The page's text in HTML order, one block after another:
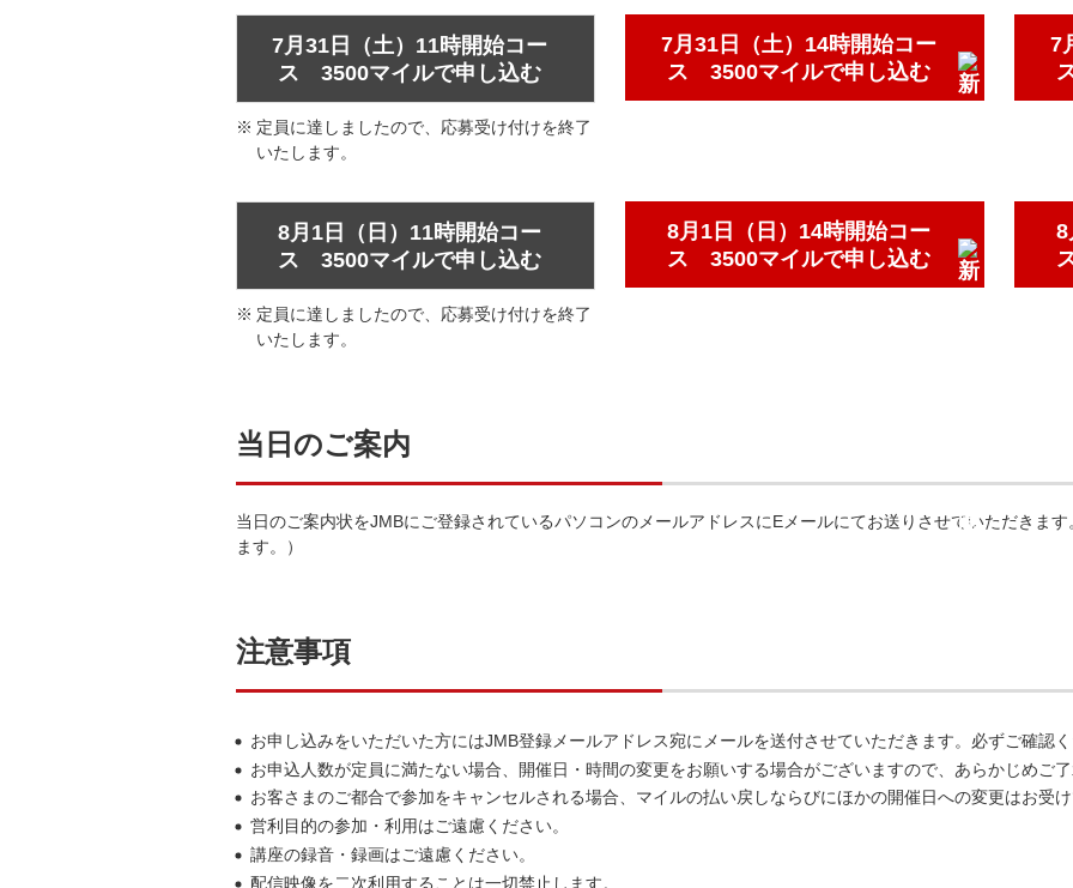
7月31日（土）11時開始コー
ス 3500マイルで申し込む
定員に達しましたので、応募受け付けを終了
いたします。
7月31日（土）14時開始コー
ス 3500マイルで申し込む
7
8月1日（日）11時開始コー
ス 3500マイルで申し込む
定員に達しましたので、応募受け付けを終了
いたします。
8月1日（日）14時開始コー
ス 3500マイルで申し込む
8
当日のご案内
当日のご案内状をJMBにご登録されているパソコンのメールアドレスにEメールにてお送りさせていただきま
ます。）
注意事項
お申し込みをいただいた方にはJMB登録メールアドレス宛にメールを送付させていただきます。必ずご確認
お申込人数が定員に満たない場合、開催日・時間の変更をお願いする場合がございますので、あらかじめご
お客さまのご都合で参加をキャンセルされる場合、マイルの払い戻しならびにほかの開催日への変更はお受
営利目的の参加・利用はご遠慮ください。
講座の録音・録画はご遠慮ください。
配信映像を二次利用することは一切禁止します。